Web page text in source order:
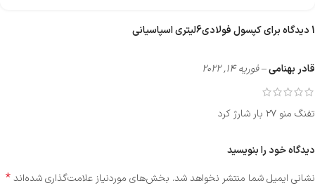
1 دیدگاه برای کپسول فولادی6لیتری اسپاسیانی
قادر بهنامی–فوریه 14, 2022
تفنگ منو ۲۷ بار شارژ کرد
دیدگاه خود را بنویسید
نشانی ایمیل شما منتشر نخواهد شد. بخش‌های موردنیاز علامت‌گذاری شده‌اند*